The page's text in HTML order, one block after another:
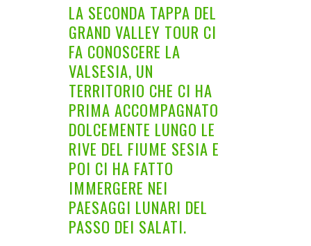
LA SECONDA TAPPA DEL
GRAND VALLEY TOUR CI
FA CONOSCERE LA
VALSESIA, UN
TERRITORIO CHE CI HA
PRIMA ACCOMPAGNATO
DOLCEMENTE LUNGO LE
RIVE DEL FIUME SESIA E
POI CI HA FATTO
IMMERGERE NEI
PAESAGGI LUNARI DEL
PASSO DEI SALATI.